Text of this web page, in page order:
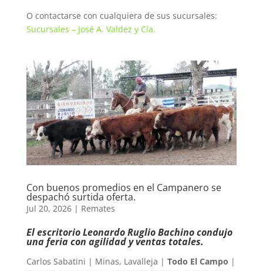
O contactarse con cualquiera de sus sucursales:
Sucursales – José A. Valdez y Cía.
Con buenos promedios en el Campanero se
despachó surtida oferta.
Jul 20, 2026| Remates
El escritorio Leonardo Ruglio Bachino condujo
una feria con agilidad y ventas totales.
Carlos Sabatini | Minas, Lavalleja | Todo El Campo |